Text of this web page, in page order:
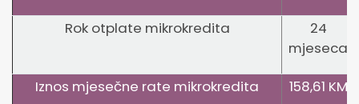
Rok otplate mikrokredita
24
mjeseca
Iznos mjesečne rate mikrokredita
158,61 KM